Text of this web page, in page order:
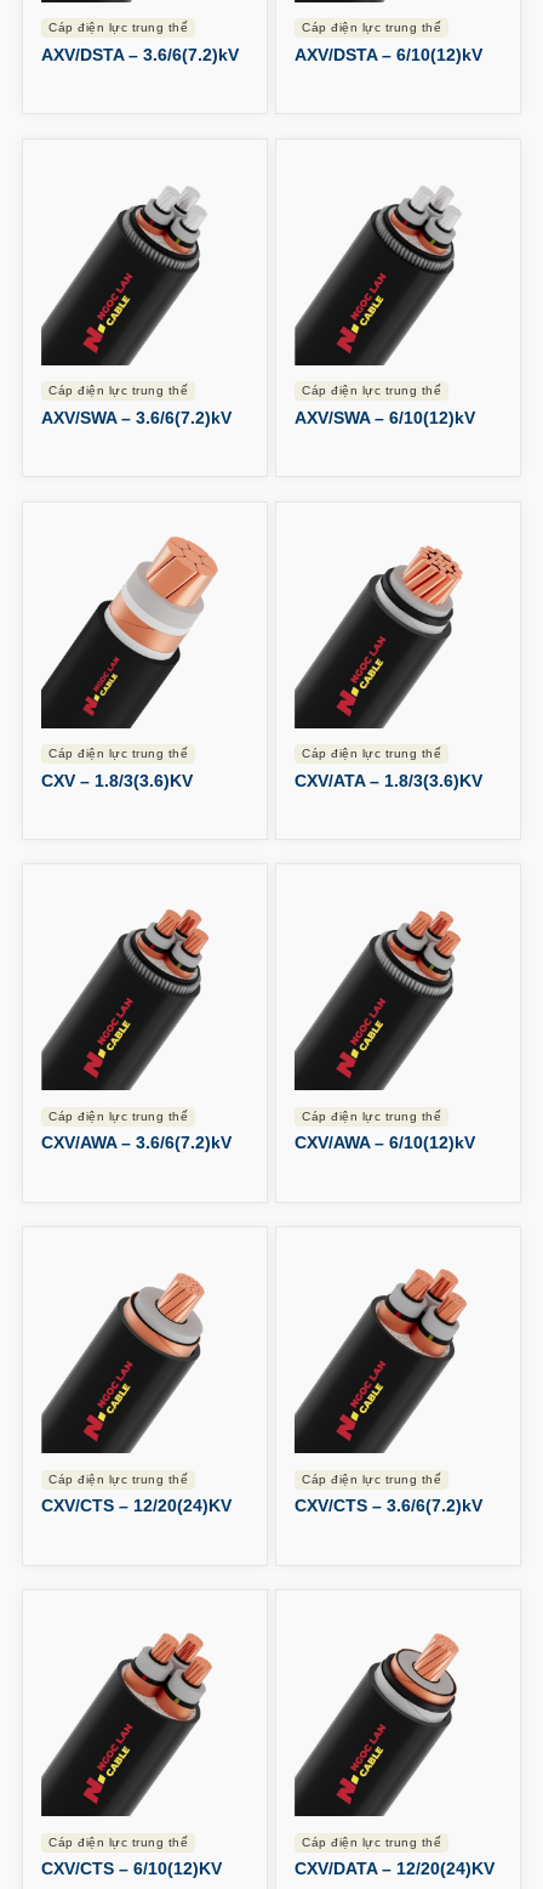
cáp điện lực trung thế
AXV/DSTA – 3.6/6(7.2)kV
cáp điện lực trung thế
AXV/DSTA – 6/10(12)kV
cáp điện lực trung thế
AXV/SWA – 3.6/6(7.2)kV
cáp điện lực trung thế
AXV/SWA – 6/10(12)kV
cáp điện lực trung thế
CXV – 1.8/3(3.6)KV
cáp điện lực trung thế
CXV/ATA – 1.8/3(3.6)KV
cáp điện lực trung thế
CXV/AWA – 3.6/6(7.2)kV
cáp điện lực trung thế
CXV/AWA – 6/10(12)kV
cáp điện lực trung thế
CXV/CTS – 12/20(24)KV
cáp điện lực trung thế
CXV/CTS – 3.6/6(7.2)kV
cáp điện lực trung thế
CXV/CTS – 6/10(12)KV
cáp điện lực trung thế
CXV/DATA – 12/20(24)KV